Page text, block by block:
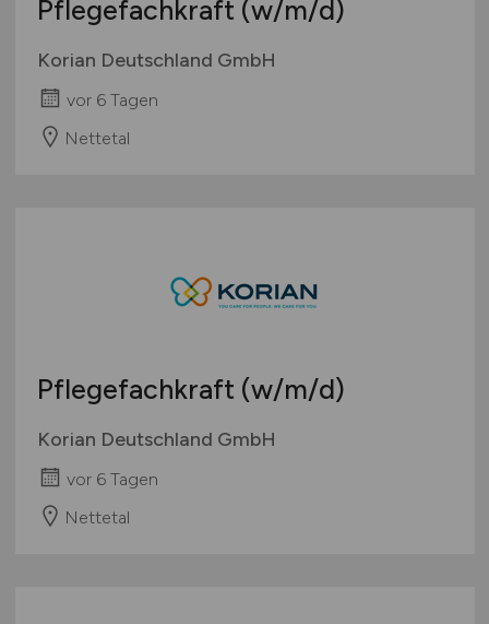
Pflegefachkraft (w/m/d)
Korian Deutschland GmbH
vor 6 Tagen
Nettetal
Pflegefachkraft (w/m/d)
Korian Deutschland GmbH
vor 6 Tagen
Nettetal